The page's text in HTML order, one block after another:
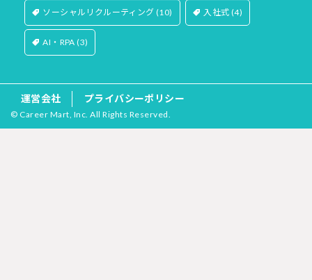
ソーシャルリクルーティング (10) 入社式 (4)
AI・RPA (3)
運営会社 プライバシーポリシー
© Career Mart, Inc. All Rights Reserved.